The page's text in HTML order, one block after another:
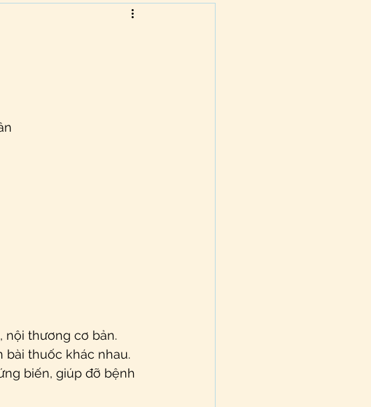
nội thương cơ bản.
bài thuốc khác nhau.
biến, giúp đỡ bệnh